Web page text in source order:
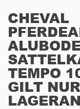
CHEVAL
TEMPO
GILT